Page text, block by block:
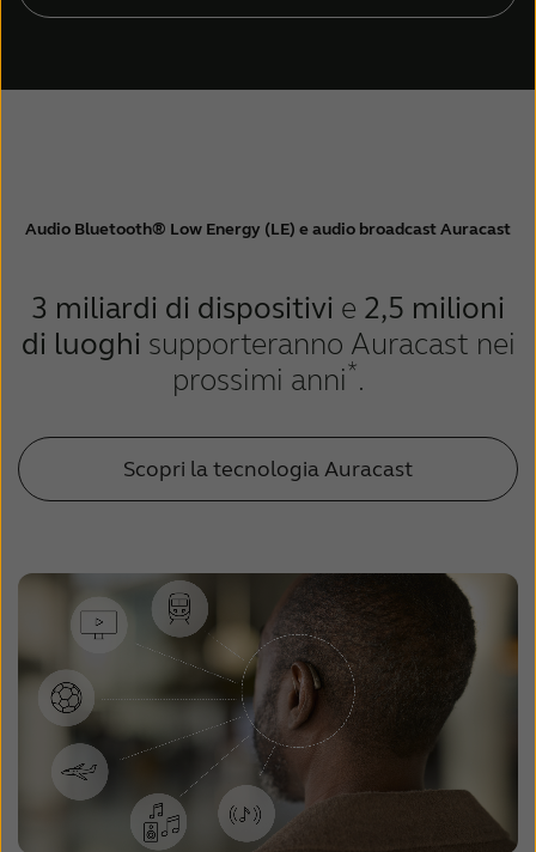
Audio Bluetooth® Low Energy (LE) e audio broadcast Auracast
3 miliardi di dispositivi e 2,5 milioni
di luoghi supporteranno Auracast nei
prossimi anni*.
Scopri la tecnologia Auracast